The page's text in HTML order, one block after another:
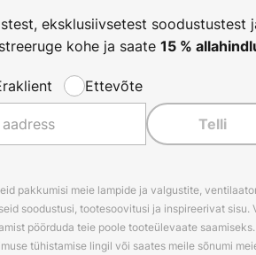
eksklusiivsetest soodustustest
kohe ja saate 15 %
Ettevõte
Telli
pakkumisi meie lampide ja valgustite,
soodustusi, tootesoovitusi ja inspireerivat sisu.
pöörduda teie poole tooteülevaate
tühistamise lingil või saates meile sõnumi